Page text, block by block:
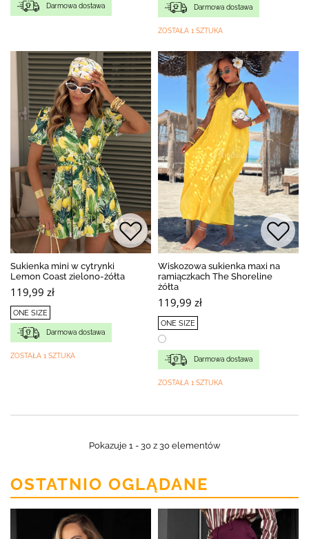
Darmowa dostawa Darmowa dostawa
ZOSTAŁA 1 SZTUKA
Sukienka mini w cytrynki
Lemon Coast zielono-żółta
119,99 zł
ONE SIZE
Darmowa dostawa
ZOSTAŁA 1 SZTUKA
Wiskozowa sukienka maxi na
ramiączkach The Shoreline
żółta
119,99 zł
ONE SIZE
Darmowa dostawa
ZOSTAŁA 1 SZTUKA
Pokazuje 1 - 30 z 30 elementów
OSTATNIO OGLĄDANE